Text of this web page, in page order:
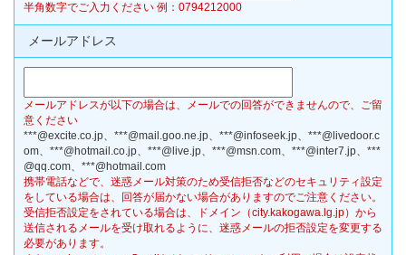
半角数字でご入力ください 例：0794212000
メールアドレス
メールアドレスが以下の場合は、メールでの回答ができませんので、ご留
意ください
***@excite.co.jp、​***@mail.goo.ne.jp、​***@infoseek.jp、​***@livedoor.c
om、​***@hotmail.co.jp、​***@live.jp、​***@msn.com、​***@inter7.jp、​***
@qq.com、​***@hotmail.com
携帯電話などで、迷惑メール対策のため受信拒否などのセキュリティ設定
をしている場合は、回答が届かない場合がありますのでご注意ください。
受信拒否設定をされている場合は、ドメイン（city.kakogawa.lg.jp）から
送信されるメールを受け取れるように、迷惑メールの拒否設定を変更する
必要があります。